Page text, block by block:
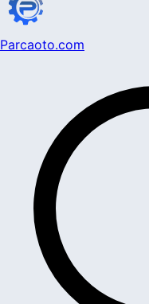
Parcaoto.com